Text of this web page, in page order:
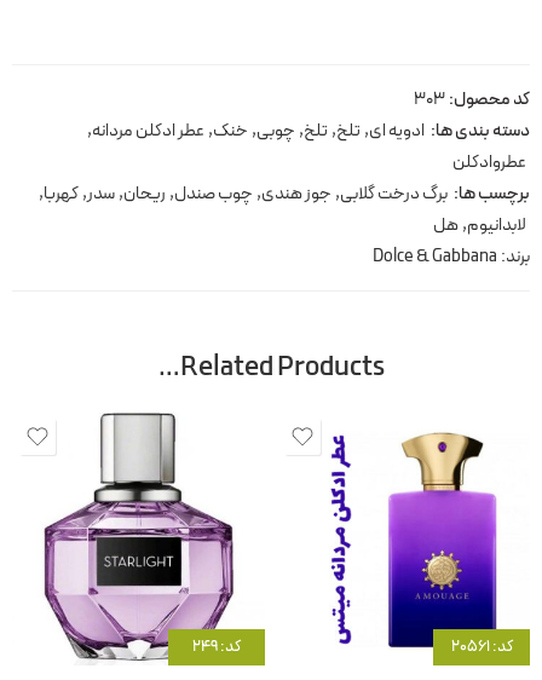
کد محصول:303
دسته بندی ها: ادویه ای, تلخ, تلخ, چوبی, خنک, عطر ادکلن مردانه,
عطروادکلن
برچسب ها: برگ درخت گلابی, جوز هندی, چوب صندل, ریحان,سدر,کهربا,
لابدانیوم, هل
برند: Dolce & Gabbana
Related Products…
کد: 20561 کد: 249